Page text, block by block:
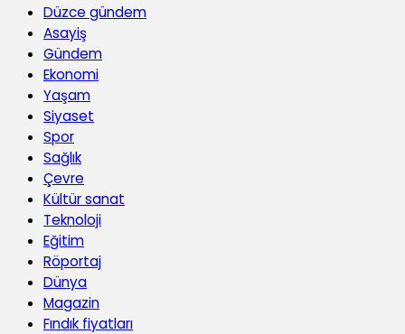
Düzce gündem
Asayiş
Gündem
Ekonomi
Yaşam
Siyaset
Spor
Sağlık
Çevre
Kültür sanat
Teknoloji
Eğitim
Röportaj
Dünya
Magazin
Fındık fiyatları